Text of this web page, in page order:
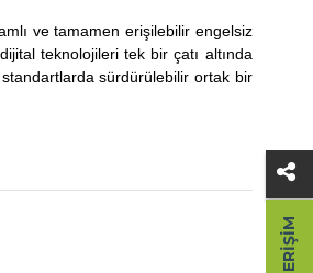
ve tamamen erişilebilir engelsiz
teknolojileri tek bir çatı altında
sürdürülebilir ortak bir